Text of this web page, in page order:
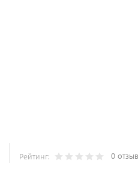
Рейтинг: 0